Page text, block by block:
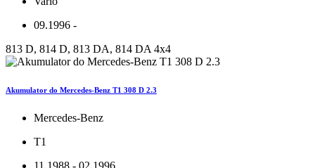
09.1996 -
813 D, 814 D, 813 DA, 814 DA 4x4
Akumulator do Mercedes-Benz T1 308 D 2.3
Mercedes-Benz
T1
11.1988 - 02.1996